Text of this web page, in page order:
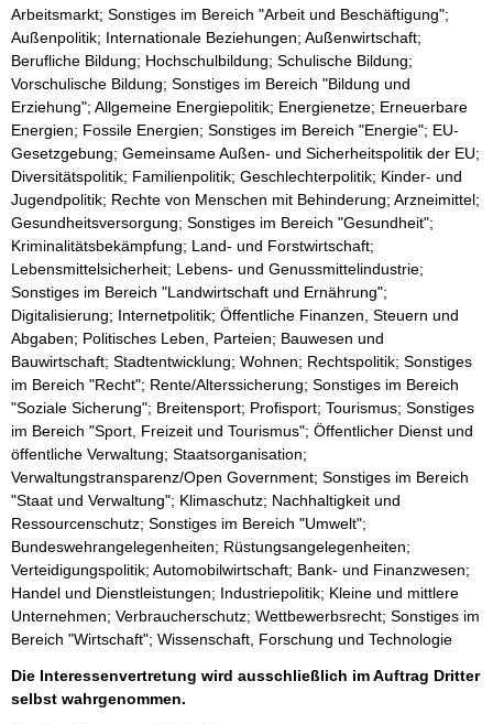
Arbeitsmarkt; Sonstiges im Bereich "Arbeit und Beschäftigung";
Außenpolitik; Internationale Beziehungen; Außenwirtschaft;
Berufliche Bildung; Hochschulbildung; Schulische Bildung;
Vorschulische Bildung; Sonstiges im Bereich "Bildung und
Erziehung"; Allgemeine Energiepolitik; Energienetze; Erneuerbare
Energien; Fossile Energien; Sonstiges im Bereich "Energie"; EU-
Gesetzgebung; Gemeinsame Außen- und Sicherheitspolitik der EU;
Diversitätspolitik; Familienpolitik; Geschlechterpolitik; Kinder- und
Jugendpolitik; Rechte von Menschen mit Behinderung; Arzneimittel;
Gesundheitsversorgung; Sonstiges im Bereich "Gesundheit";
Kriminalitätsbekämpfung; Land- und Forstwirtschaft;
Lebensmittelsicherheit; Lebens- und Genussmittelindustrie;
Sonstiges im Bereich "Landwirtschaft und Ernährung";
Digitalisierung; Internetpolitik; Öffentliche Finanzen, Steuern und
Abgaben; Politisches Leben, Parteien; Bauwesen und
Bauwirtschaft; Stadtentwicklung; Wohnen; Rechtspolitik; Sonstiges
im Bereich "Recht"; Rente/Alterssicherung; Sonstiges im Bereich
"Soziale Sicherung"; Breitensport; Profisport; Tourismus; Sonstiges
im Bereich "Sport, Freizeit und Tourismus"; Öffentlicher Dienst und
öffentliche Verwaltung; Staatsorganisation;
Verwaltungstransparenz/Open Government; Sonstiges im Bereich
"Staat und Verwaltung"; Klimaschutz; Nachhaltigkeit und
Ressourcenschutz; Sonstiges im Bereich "Umwelt";
Bundeswehrangelegenheiten; Rüstungsangelegenheiten;
Verteidigungspolitik; Automobilwirtschaft; Bank- und Finanzwesen;
Handel und Dienstleistungen; Industriepolitik; Kleine und mittlere
Unternehmen; Verbraucherschutz; Wettbewerbsrecht; Sonstiges im
Bereich "Wirtschaft"; Wissenschaft, Forschung und Technologie
Die Interessenvertretung wird ausschließlich im Auftrag Dritter
selbst wahrgenommen.